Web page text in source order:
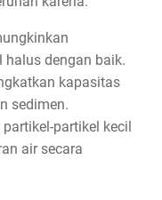
halus dengan baik.
kapasitas
sedimen.
partikel kecil
air secara